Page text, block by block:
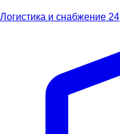
Логистика и снабжение 24